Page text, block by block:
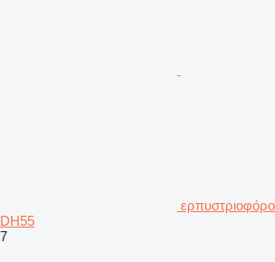
DH55
7